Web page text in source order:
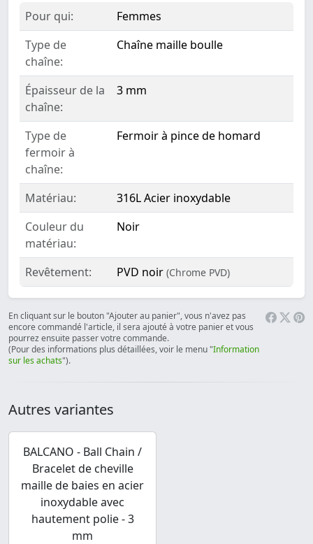
Pour qui:
Femmes
Type de
chaîne:
Chaîne maille boulle
Épaisseur de la
chaîne:
3 mm
Type de
fermoir à
chaîne:
Fermoir à pince de homard
Matériau:
316L Acier inoxydable
Couleur du
matériau:
Noir
Revêtement: PVD noir (Chrome PVD)
En cliquant sur le bouton "Ajouter au panier", vous n'avez pas
encore commandé l'article, il sera ajouté à votre panier et vous
pourrez ensuite passer votre commande.
(Pour des informations plus détaillées, voir le menu "Information
sur les achats").
Autres variantes
BALCANO - Ball Chain /
Bracelet de cheville
maille de baies en acier
inoxydable avec
hautement polie - 3
mm